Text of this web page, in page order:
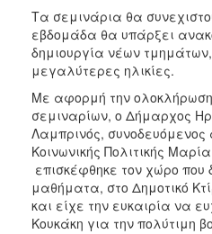
Τα σεμινάρια θα
εβδομάδα θα υπάρξει
δημιουργία νέων
μεγαλύτερες ηλικίες.
Με αφορμή την ολοκλήρωση
σεμιναρίων, ο Δήμαρχος
Λαμπρινός, συνοδευόμενος
Κοινωνικής Πολιτικής
επισκέφθηκε τον χώρο που
μαθήματα, στο Δημοτικό
και είχε την ευκαιρία να
Κουκάκη για την πολύτιμη